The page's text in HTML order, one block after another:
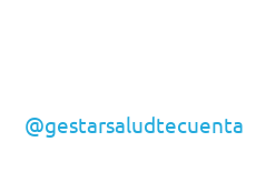
@gestarsaludtecuenta